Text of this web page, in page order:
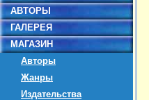
АВТОРЫ
ГАЛЕРЕЯ
МАГАЗИН
Авторы
Жанры
Издательства